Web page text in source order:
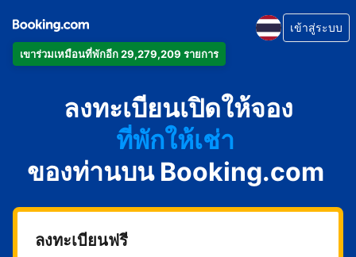
เข้าร่วมเหมือนที่พักอีก 29,279,209 รายการ
เข้าสู่ระบบ
ลงทะเบียนเปิดให้จอง
อพาร์ตเมนต์
โรงแรม
ที่พักให้เช่า
เกสต์เฮาส์
บีแอนด์บี
ของท่านบน Booking.com
ลงทะเบียนฟรี